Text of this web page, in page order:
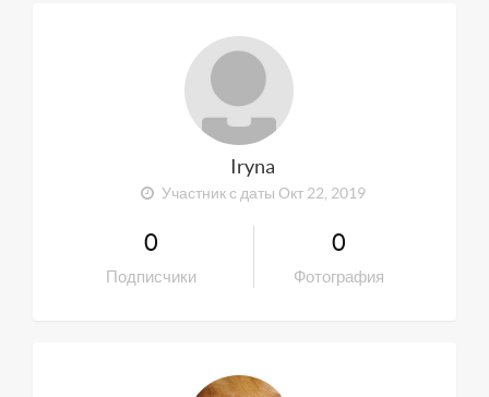
Iryna
Участник с даты Окт 22, 2019
0
Подписчики
0
Фотография